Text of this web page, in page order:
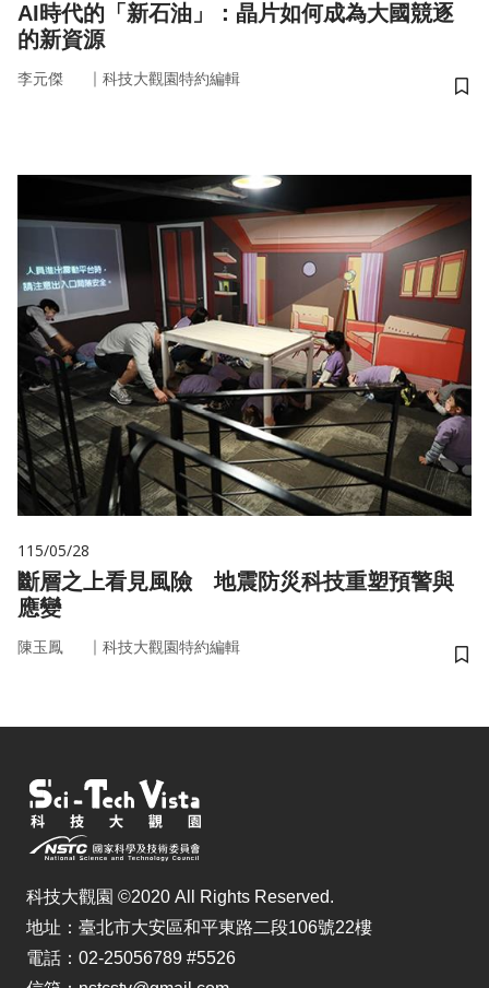
AI時代的「新石油」：晶片如何成為大國競逐
的新資源
李元傑 ｜ 科技大觀園特約編輯
儲
115/05/28
斷層之上看見風險 地震防災科技重塑預警與
應變
陳玉鳳 ｜ 科技大觀園特約編輯
儲
科技大觀園 ©2020 All Rights Reserved.
地址：臺北市大安區和平東路二段106號22樓
電話：02-25056789 #5526